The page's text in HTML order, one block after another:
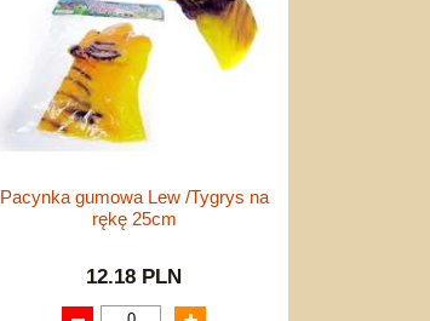
Pacynka gumowa Lew /Tygrys na
rękę 25cm
12.18 PLN